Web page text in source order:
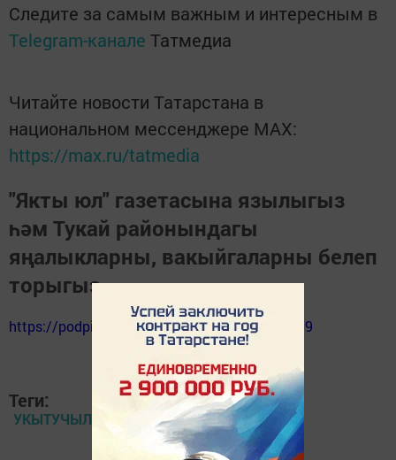
Следите за самым важным и интересным в
Telegram-канале Татмедиа
Читайте новости Татарстана в
национальном мессенджере MАХ:
https://max.ru/tatmedia
"Якты юл" газетасына язылыгыз
һәм Тукай районындагы
яңалыкларны, вакыйгаларны белеп
торыгыз
https://podpiska.pochta.ru/press/%D0%9F9499
Теги:
УКЫТУЧЫЛАР КӨНЕ